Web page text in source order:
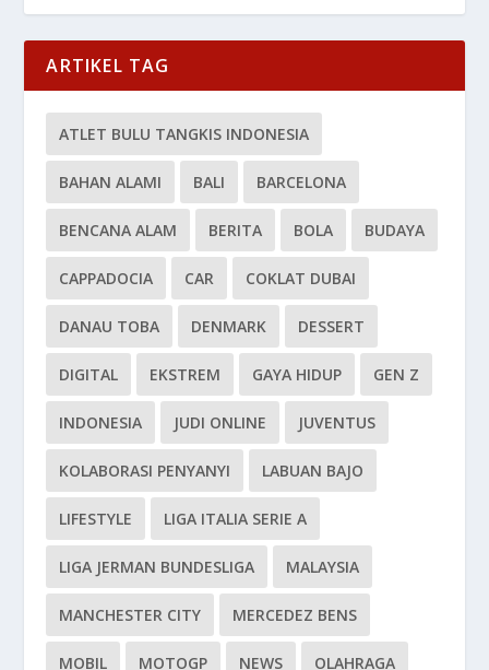
ARTIKEL TAG
ATLET BULU TANGKIS INDONESIA
BAHAN ALAMI BALI BARCELONA
BENCANA ALAM BERITA BOLA BUDAYA
CAPPADOCIA CAR COKLAT DUBAI
DANAU TOBA DENMARK DESSERT
DIGITAL EKSTREM GAYA HIDUP GEN Z
INDONESIA JUDI ONLINE JUVENTUS
KOLABORASI PENYANYI LABUAN BAJO
LIFESTYLE LIGA ITALIA SERIE A
LIGA JERMAN BUNDESLIGA MALAYSIA
MANCHESTER CITY MERCEDEZ BENS
MOBIL MOTOGP NEWS OLAHRAGA